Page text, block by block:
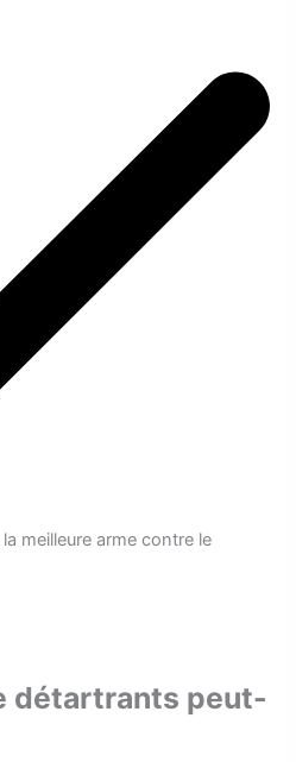
meilleure arme contre le
détartrants peut-